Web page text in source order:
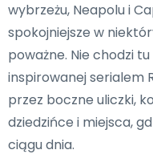
wybrzeżu, Neapolu i
spokojniejsze w
poważne. Nie chodzi
inspirowanej serialem
przez boczne uliczki,
dziedzińce i miejsca,
ciągu dnia.